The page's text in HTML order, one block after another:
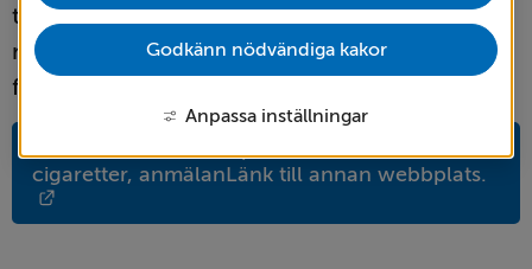
Godkänn nödvändiga kakor
Anpassa inställningar
tobaksfritt snus. För att få sälja produkterna
måste du känna till och följa de regler som
finns.
cigaretter, anmälanLänk till annan webbplats.